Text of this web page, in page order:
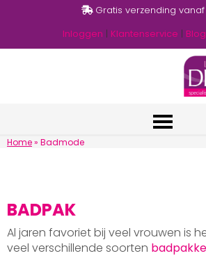
Gratis verzending
Inloggen | Klantenservice | Blog
Home» Badmode
BADPAK
Al jaren favoriet bij veel vrouwen is
veel verschillende soorten